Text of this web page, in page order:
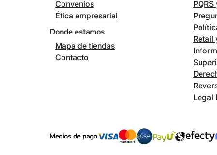
Convenios
Ética empresarial
Donde estamos
Mapa de tiendas
Contacto
Retail
Legal
Medios de pago